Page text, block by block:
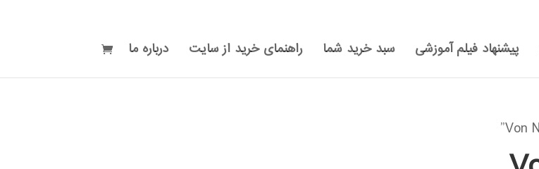
پیشنهاد فیلم آموزشی سبد خرید شما راهنمای خرید از سایت درباره ما